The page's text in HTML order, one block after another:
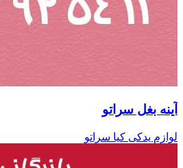
آینه بغل سراتو
لوازم یدکی کیا سراتو